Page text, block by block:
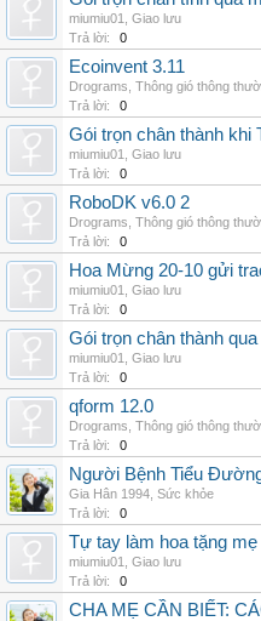
miumiu01
Giao lưu
Trả lời:
0
Ecoinvent 3.11
Drograms Thông gió thông
Trả lời:
0
Gói trọn chân thành khi
miumiu01
Giao lưu
Trả lời:
0
RoboDK v6.0 2
Drograms Thông gió thông
Trả lời:
0
Hoa Mừng 20-10 gửi
miumiu01
Giao lưu
Trả lời:
0
Gói trọn chân thành
miumiu01
Giao lưu
Trả lời:
0
qform 12.0
Drograms Thông gió thông
Trả lời:
0
Người Bệnh Tiểu
Gia Hân 1994 Sức khỏe
Trả lời:
0
Tự tay làm hoa tặng
miumiu01
Giao lưu
Trả lời:
0
CHA MẸ CẦN BIẾT: